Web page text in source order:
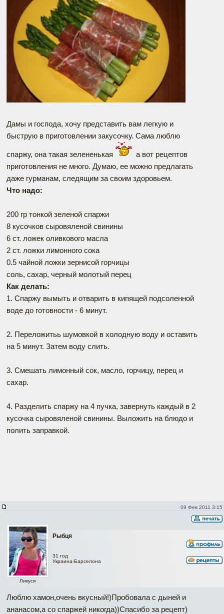
Дамы и господа, хочу представить вам легкую и
быструю в приготовлении закусочку. Сама люблю
спаржу, она такая зелененькая
а вот рецептов
приготовления не много. Думаю, ее можно предлагать
даже гурманам, следящим за своим здоровьем.
Что надо:
200 гр тонкой зеленой спаржи
8 кусочков сыровяленой свинины
6 ст. ложек оливкового масла
2 ст. ложки лимонного сока
0.5 чайной ложки зернисой горчицы
соль, сахар, черный молотый перец
Как делать:
1. Спаржу вымыть и отварить в кипящей подсоленной
воде до готовности - 6 минут.
2. Переложитьь шумовкой в холодную воду и оставить
на 5 минут. Затем воду слить.
3. Смешать лимонный сок, масло, горчицу, перец и
сахар.
4. Разделить спаржу на 4 пучка, завернуть каждый в 2
кусочка сыровяленой свинины. Выложить на блюдо и
полить заправкой.
09 Фев 2011 3:15
Рыбця
Ликуся
31 год
Украина-Барселона
Люблю хамон,очень вкусный!)Пробовала с дыней и
ананасом,а со спаржей никогда))Спасибо за рецепт)